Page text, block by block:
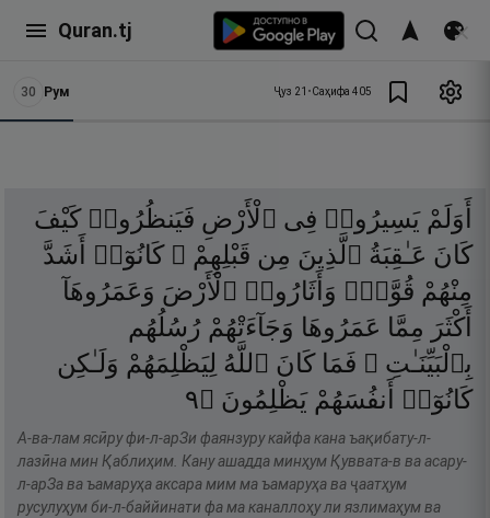
Quran.tj
30 Рум Ҷуз 21 •Саҳифа 405
أَوَلَمْ يَسِيرُوا۟ فِى ٱلْأَرْضِ فَيَنظُرُوا۟ كَيْفَ
كَانَ عَـٰقِبَةُ ٱلَّذِينَ مِن قَبْلِهِمْ ۚ كَانُوٓا۟
أَشَدَّ
مِنْهُمْ قُوَّةًۭ وَأَثَارُوا۟ ٱلْأَرْضَ وَعَمَرُوهَآ
أَكْثَرَ مِمَّا عَمَرُوهَا وَجَآءَتْهُمْ رُسُلُهُم
بِٱلْبَيِّنَـٰتِ ۖ فَمَا كَانَ ٱللَّهُ لِيَظْلِمَهُمْ وَلَـٰكِن
كَانُوٓا۟
أَنفُسَهُمْ يَظْلِمُونَ ۝٩
А-ва-лам ясӣру фи-л-арЗи фаянзуру кайфа кана ъақибату-л-
лазӣна мин Қаблиҳим. Кану ашадда минҳум Қуввата-в ва асару-
л-арЗа ва ъамаруҳа аксара мим ма ъамаруҳа ва ҷаатҳум
русулуҳум би-л-баййинати фа ма каналлоҳу ли язлимаҳум ва